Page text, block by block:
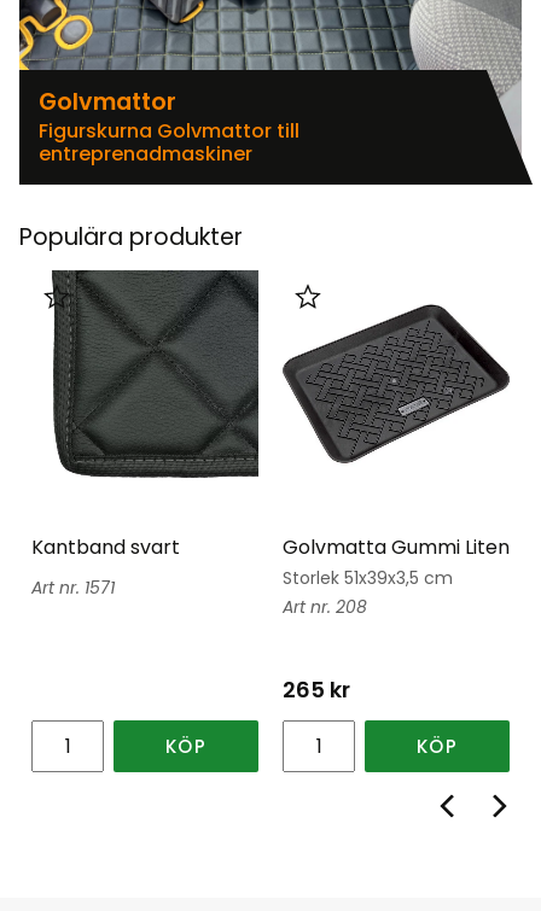
Golvmattor
Figurskurna Golvmattor till
entreprenadmaskiner
Populära produkter
Kantband svart
1571
Lägg till i favoriter
KÖP
Golvmatta Gummi Liten
Storlek 51x39x3,5 cm
208
265 kr
Lägg till i favoriter
KÖP